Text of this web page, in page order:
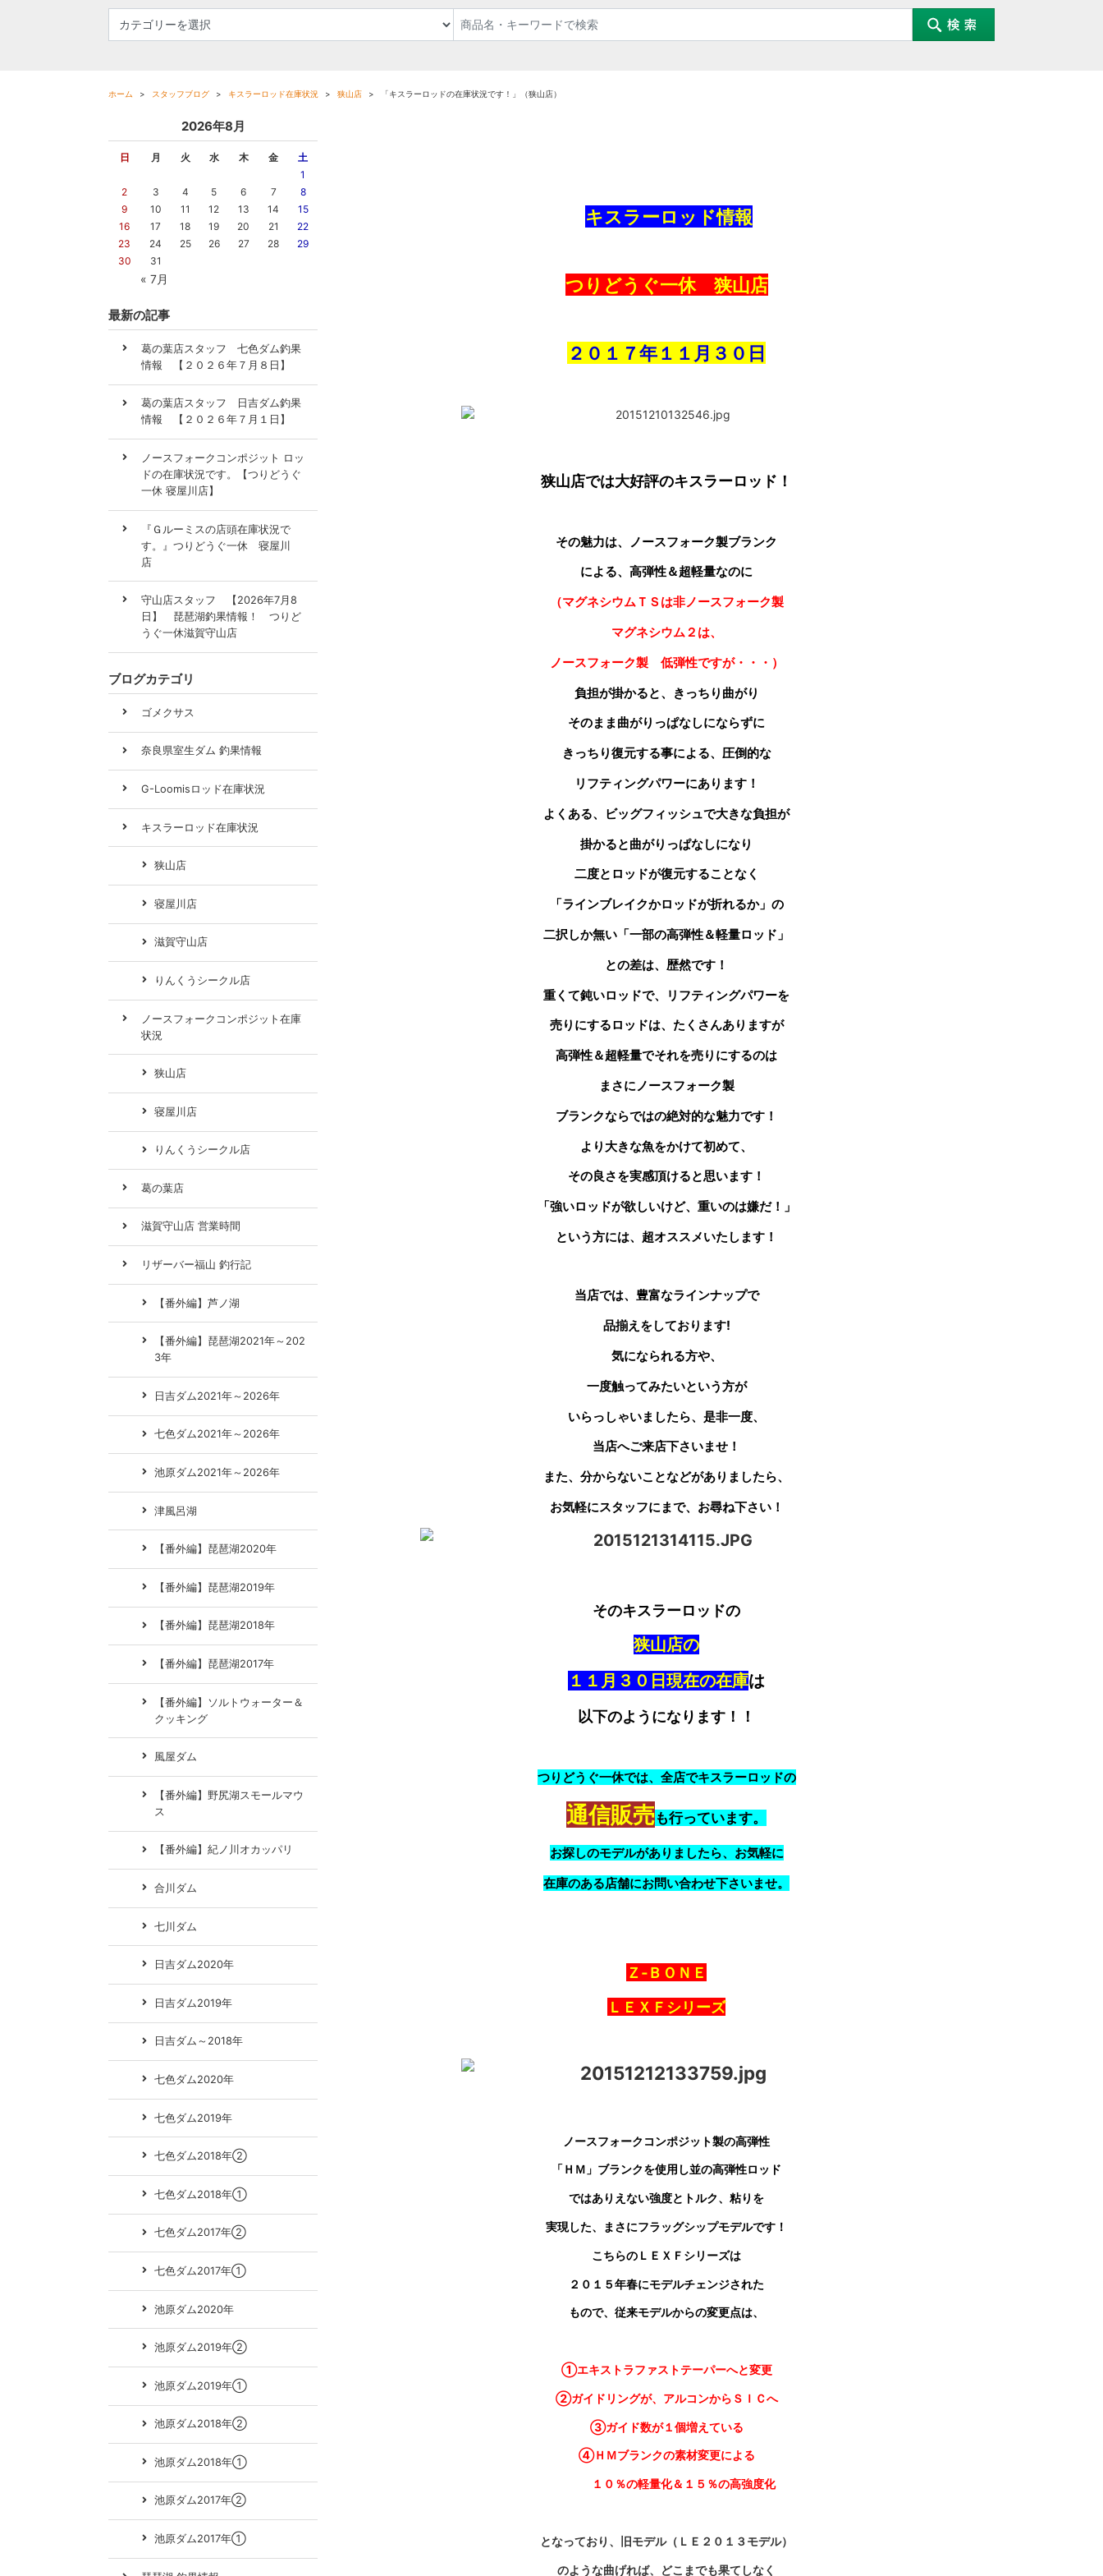
ホーム スタッフブログ キスラーロッド在庫状況 狭山店 「キスラーロッドの在庫状況です！」（狭山店）
キスラーロッド情報
つりどうぐ一休 狭山店
２０１７年１１ 月３０日
狭山店では大好評のキスラーロッド！
その魅力は、ノースフォーク製ブランク
による、高弾性＆超軽量なのに
（マグネシウムＴＳは非ノースフォーク製
マグネシウム２は、
ノースフォーク製 低弾性ですが・・・）
負担が掛かると、きっちり曲がり
そのまま曲がりっぱなしにならずに
きっちり復元する事による、圧倒的な
リフティングパワーにあります！
よくある、ビッグフィッシュで大きな負担が
掛かると曲がりっぱなしになり
二度とロッドが復元することなく
「ラインブレイクかロッドが折れるか」の
二択しか無い「一部の高弾性＆軽量ロッド」
との差は、歴然です！
重くて鈍いロッドで、リフティングパワーを
売りにするロッドは、たくさんありますが
高弾性＆超軽量でそれを売りにするのは
まさにノースフォーク製
ブランクならではの絶対的な魅力です！
より大きな魚をかけて初めて、
その良さを実感頂けると思います！
「強いロッドが欲しいけど、重いのは嫌だ！」
という方には、超オススメいたします！
当店では、豊富なラインナップで
品揃えをしております!
気になられる方や、
一度触ってみたいという方が
いらっしゃいましたら、是非一度、
当店へご来店下さいませ！
また、分からないことなどがありましたら、
お気軽にスタッフにまで、お尋ね下さい！
そのキスラーロッドの
狭山店の
１１月３０日現在の在庫は
以下のようになります！！
つりどうぐ一休では、全店でキスラーロッドの
通信販売も行っています。
お探しのモデルがありましたら、お気軽に
在庫のある店舗にお問い合わせ下さいませ。
Ｚ‐ＢＯＮＥ
ＬＥＸＦシリーズ
ノースフォークコンポジット製の高弾性
「ＨＭ」ブランクを使用し並の高弾性ロッド
ではありえない強度とトルク、 粘りを
実現した、まさにフラッグシップモデルです！
こちらのＬＥＸＦシリーズは
２０１５年春にモデルチェンジされた
もので、従来モデルからの変更点は、
①エキストラファストテーパーへと変更
②ガイドリングが、アルコンからＳＩＣへ
③ガイド数が１個増えている
④ＨＭブランクの素材変更による
１０％の軽量化＆１５％の高強度化
となっており、旧モデル（ＬＥ２０１３モデル）
のような曲げれば、どこまでも果てしなく
2026年8月
日 月 火 水 木 金 土
« 7月
1
2
3 4 5 6 7
8
9
10 11 12 13 14
15
16
17 18 19 20 21
22
23
24 25 26 27 28
29
30
31
最新の記事
葛の葉店スタッフ 七色ダム釣果
情報 【２０２６年７月８日】
葛の葉店スタッフ 日吉ダム釣果
情報 【２０２６年７月１日】
ノースフォークコンポジット ロッ
ドの在庫状況です。【つりどうぐ
一休 寝屋川店】
『Ｇルーミスの店頭在庫状況で
す。』つりどうぐ一休 寝屋川
店
守山店スタッフ 【2026年7月8
日】 琵琶湖釣果情報！ つりど
うぐ一休滋賀守山店
ブログカテゴリ
ゴメクサス
奈良県室生ダム 釣果情報
G-Loomisロッド在庫状況
キスラーロッド在庫状況
狭山店
寝屋川店
滋賀守山店
りんくうシークル店
ノースフォークコンポジット在庫
状況
狭山店
寝屋川店
りんくうシークル店
葛の葉店
滋賀守山店 営業時間
リザーバー福山 釣行記
【番外編】芦ノ湖
【番外編】琵琶湖2021年～202
3年
日吉ダム2021年～2026年
七色ダム2021年～2026年
池原ダム2021年～2026年
津風呂湖
【番外編】琵琶湖2020年
【番外編】琵琶湖2019年
【番外編】琵琶湖2018年
【番外編】琵琶湖2017年
【番外編】ソルトウォーター＆
クッキング
風屋ダム
【番外編】野尻湖スモールマウ
ス
【番外編】紀ノ川オカッパリ
合川ダム
七川ダム
日吉ダム2020年
日吉ダム2019年
日吉ダム～2018年
七色ダム2020年
七色ダム2019年
七色ダム2018年②
七色ダム2018年①
七色ダム2017年②
七色ダム2017年①
池原ダム2020年
池原ダム2019年②
池原ダム2019年①
池原ダム2018年②
池原ダム2018年①
池原ダム2017年②
池原ダム2017年①